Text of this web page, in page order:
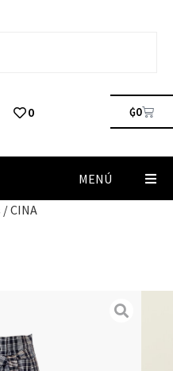
0 ₲0
MENÚ
/ CINA